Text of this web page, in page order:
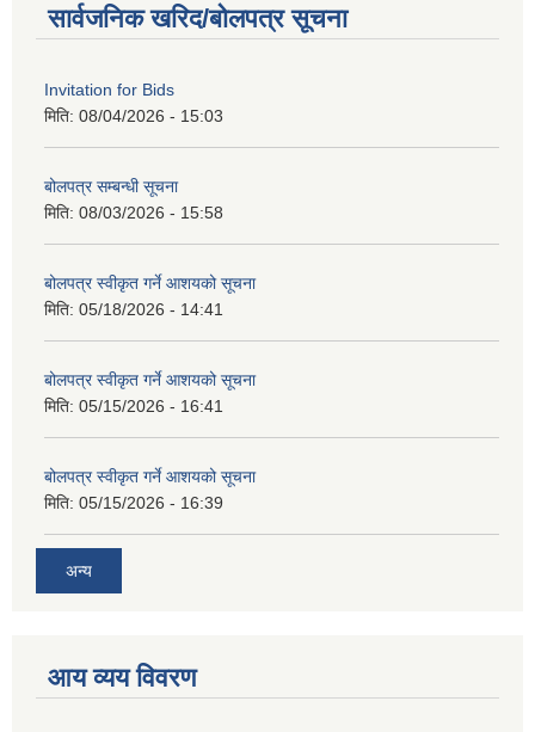
सार्वजनिक खरिद/बोलपत्र सूचना
Invitation for Bids
मिति: 08/04/2026 - 15:03
बोलपत्र सम्बन्धी सूचना
मिति: 08/03/2026 - 15:58
बोलपत्र स्वीकृत गर्ने आशयको सूचना
मिति: 05/18/2026 - 14:41
बोलपत्र स्वीकृत गर्ने आशयको सूचना
मिति: 05/15/2026 - 16:41
बोलपत्र स्वीकृत गर्ने आशयको सूचना
मिति: 05/15/2026 - 16:39
अन्य
आय व्यय विवरण